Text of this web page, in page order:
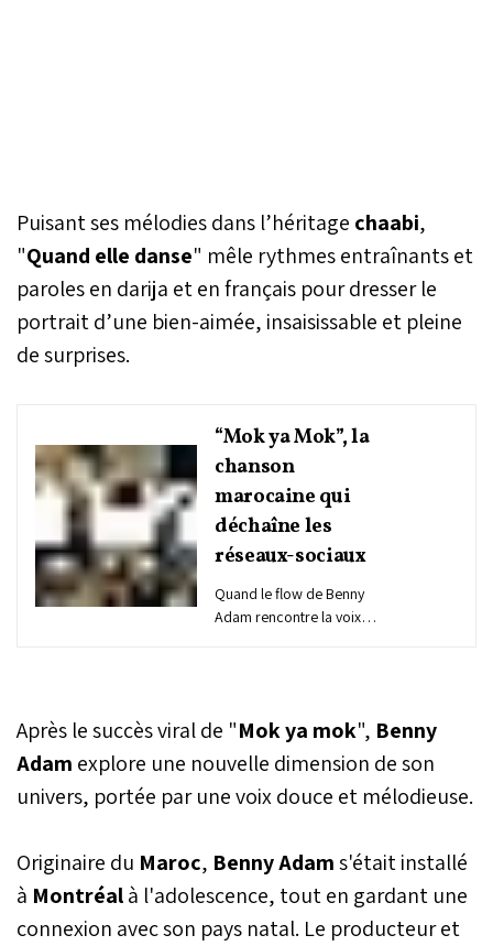
Puisant ses mélodies dans l’héritage chaabi,
"Quand elle danse" mêle rythmes entraînants et
paroles en darija et en français pour dresser le
portrait d’une bien-aimée, insaisissable et pleine
de surprises.
“Mok ya Mok”, la
chanson
marocaine qui
déchaîne les
réseaux-sociaux
Quand le flow de Benny
Adam rencontre la voix
quelques semaines un
véritable phénomène
Maroc, mais aussi au-delà
Chantées en français et en
darija, les paroles de ce
tube fusionnant chaâbi,
rap et drill sont devenues
une trend virale
Après le succès viral de "Mok ya mok", Benny
Adam explore une nouvelle dimension de son
univers, portée par une voix douce et mélodieuse.
Originaire du Maroc, Benny Adams'était installé
à Montréalà l'adolescence, tout en gardant une
connexion avec son pays natal. Le producteur et